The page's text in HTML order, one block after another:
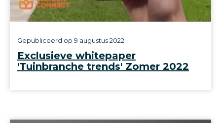
Exclusieve whitepaper
'Tuinbranche trends' Zomer 2022
Gepubliceerd op 9 augustus 2022